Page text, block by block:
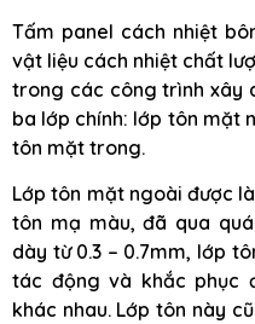
Tấm panel cách nhiệt
vật liệu cách nhiệt chất
trong các công trình xây
ba lớp chính: lớp tôn mặt
tôn mặt trong.
Lớp tôn mặt ngoài được
tôn mạ màu, đã qua
dày từ 0.3 – 0.7mm, lớp
tác động và khắc phục
khác nhau. Lớp tôn này